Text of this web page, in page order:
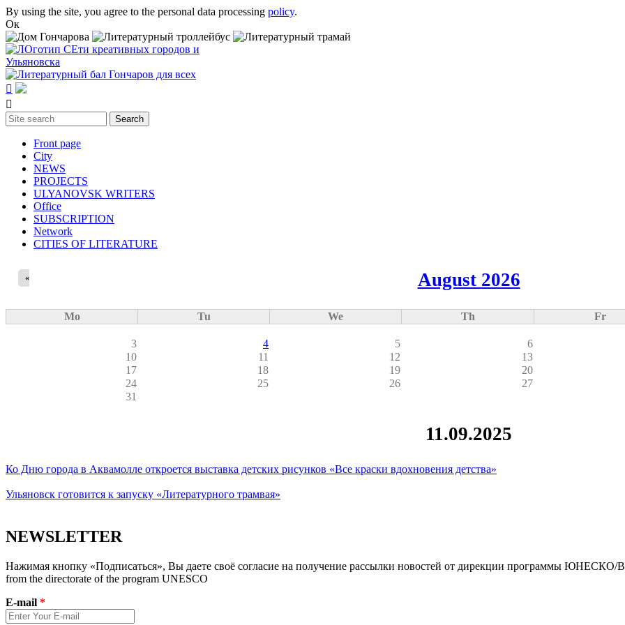
Skip to main content
By using the site, you agree to the personal data processing policy.
Ок


Search
Front page
City
NEWS
PROJECTS
ULYANOVSK WRITERS
Office
SUBSСRIPTION
Network
CITIES OF LITERATURE
August 2026
«
Mo Tu We Th Fr
3 4 5
6
10
11 12
13
17
18 19
20
24
25 26
27
31
11.09.2025
Ко Дню города в Аквамолле откроется выставка детских рисунков «Все краски вдохновения детства»
Ульяновск готовится к запуску «Литературного трамвая»
NEWSLETTER
Нажимая кнопку «Подписаться», Вы даете своё согласие на получение рассылки новостей от дирекции программы ЮНЕСКО/
from the directorate of the program UNESCO
E-mail *